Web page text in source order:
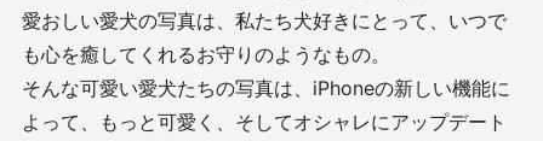
愛おしい愛犬の写真は、私たち犬好きにとって、いつで
も心を癒してくれるお守りのようなもの。
そんな可愛い愛犬たちの写真は、iPhoneの新しい機能に
よって、もっと可愛く、そしてオシャレにアップデート